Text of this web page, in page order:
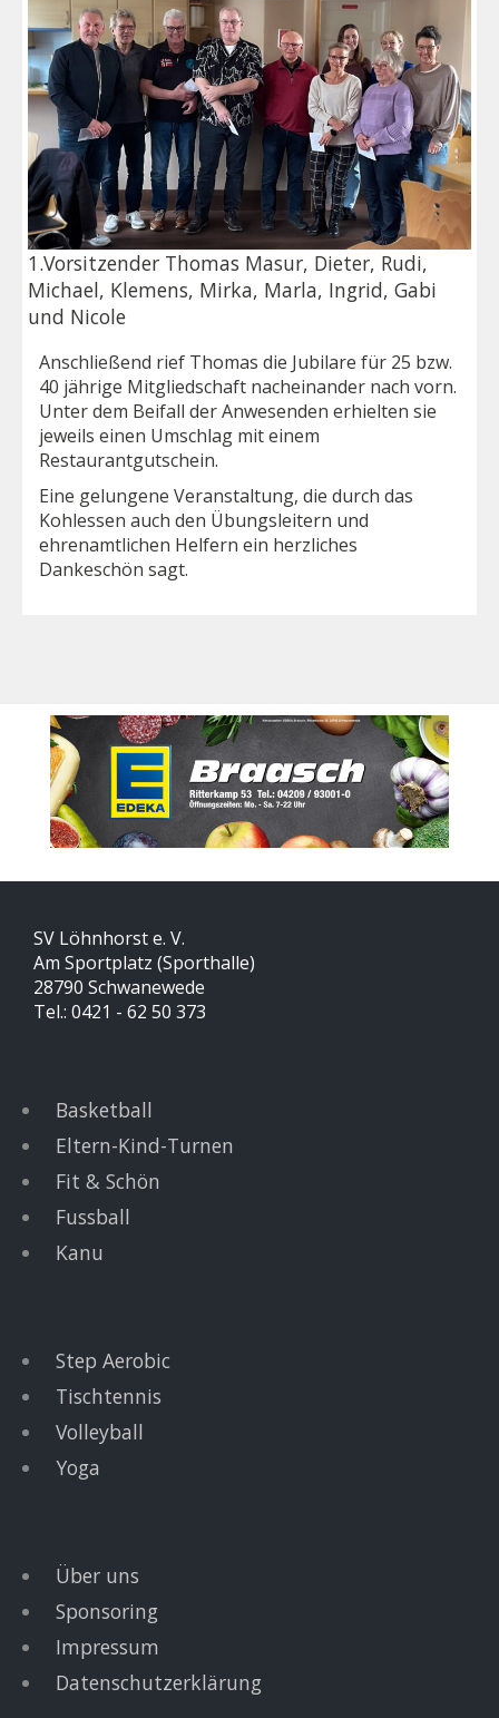
1.Vorsitzender Thomas Masur, Dieter, Rudi,
Michael, Klemens, Mirka, Marla, Ingrid, Gabi
und Nicole
Anschließend rief Thomas die Jubilare für 25 bzw.
40 jährige Mitgliedschaft nacheinander nach vorn.
Unter dem Beifall der Anwesenden erhielten sie
jeweils einen Umschlag mit einem
Restaurantgutschein.
Eine gelungene Veranstaltung, die durch das
Kohlessen auch den Übungsleitern und
ehrenamtlichen Helfern ein herzliches
Dankeschön sagt.
SV Löhnhorst e. V.
Am Sportplatz (Sporthalle)
28790 Schwanewede
Tel.: 0421 - 62 50 373
Basketball
Eltern-Kind-Turnen
Fit & Schön
Fussball
Kanu
Step Aerobic
Tischtennis
Volleyball
Yoga
Über uns
Sponsoring
Impressum
Datenschutzerklärung